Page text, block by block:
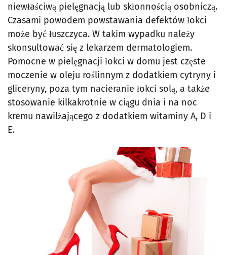
niewłaściwą pielęgnacją lub skłonnością osobniczą.
Czasami powodem powstawania defektów łokci
może być łuszczyca. W takim wypadku należy
skonsultować się z lekarzem dermatologiem.
Pomocne w pielęgnacji łokci w domu jest częste
moczenie w oleju roślinnym z dodatkiem cytryny i
gliceryny, poza tym nacieranie łokci solą, a także
stosowanie kilkakrotnie w ciągu dnia i na noc
kremu nawilżającego z dodatkiem witaminy A, D i
E.